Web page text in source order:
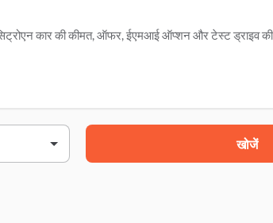
कार की कीमत, ऑफर, ईएमआई ऑप्शन और टेस्ट ड्राइव की
खोजें